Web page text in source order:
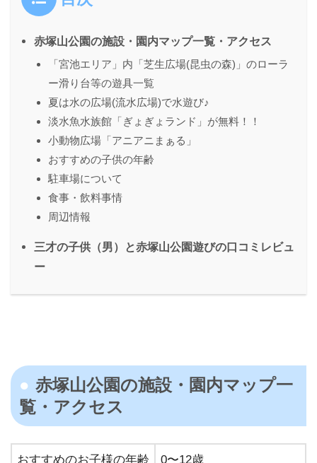
赤塚山公園の施設・園内マップ⼀覧・アクセス
「宮池エリア」内「芝生広場(昆虫の森)」のローラ
ー滑り台等の遊具一覧
夏は水の広場(流水広場)で水遊び♪
淡水魚水族館「ぎょぎょランド」が無料！！
小動物広場「アニアニまぁる」
おすすめの⼦供の年齢
駐⾞場について
⾷事・飲料事情
周辺情報
三才の子供（男）と赤塚山公園遊びの口コミレビュ
ー
赤塚山公園の施設・園内マップ⼀
覧・アクセス
おすすめのお⼦様の年齢 0〜12歳